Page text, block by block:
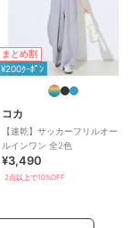
まとめ割
¥200ｸｰﾎﾟﾝ
コカ
【速乾】サッカーフリルオー
ルインワン 全2色
¥3,490
2点以上で10%OFF